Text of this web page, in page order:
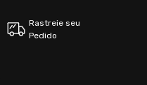
Rastreie seu
Pedido